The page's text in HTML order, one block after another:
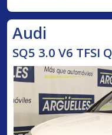
Audi
SQ5 3.0 V6 TFSI